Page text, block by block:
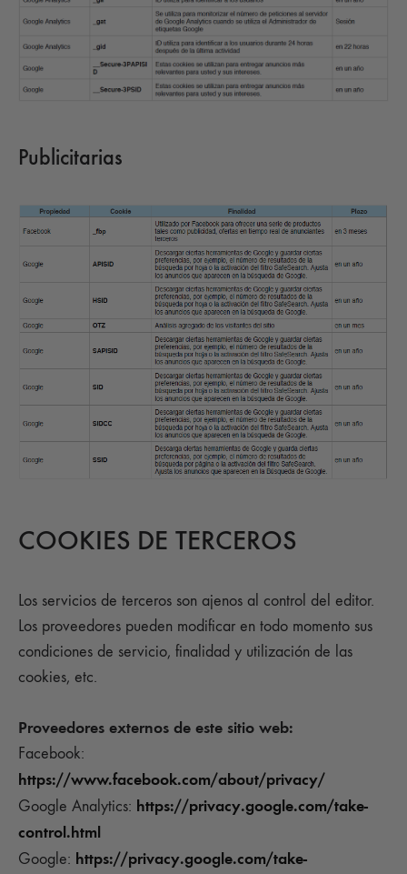
Publicitarias
COOKIES DE TERCEROS
Los servicios de terceros son ajenos al control del editor.
Los proveedores pueden modificar en todo momento sus
condiciones de servicio, finalidad y utilización de las
cookies, etc.
Proveedores externos de este sitio web:
Facebook:
https://www.facebook.com/about/privacy/
Google Analytics: https://privacy.google.com/take-
control.html
Google: https://privacy.google.com/take-